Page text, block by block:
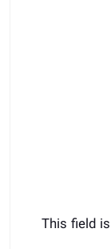
This field